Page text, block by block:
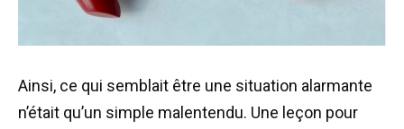
Ainsi, ce qui semblait être une situation alarmante
n’était qu’un simple malentendu. Une leçon pour